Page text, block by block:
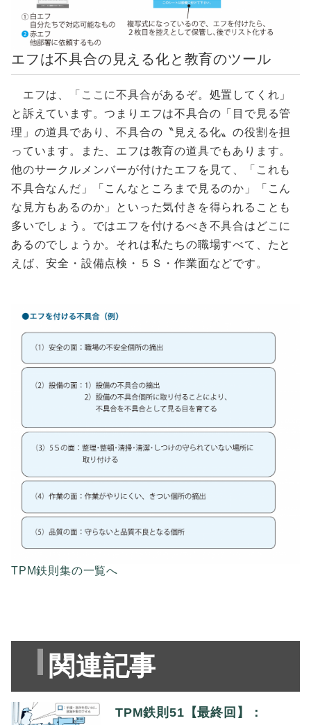
エフは不具合の見える化と教育のツール
エフは、「ここに不具合があるぞ。処置してくれ」
と訴えています。つまりエフは不具合の「目で見る管
理」の道具であり、不具合の〝見える化〟の役割を担
っています。また、エフは教育の道具でもあります。
他のサークルメンバーが付けたエフを見て、「これも
不具合なんだ」「こんなところまで見るのか」「こん
な見方もあるのか」といった気付きを得られることも
多いでしょう。ではエフを付けるべき不具合はどこに
あるのでしょうか。それは私たちの職場すべて、たと
えば、安全・設備点検・５Ｓ・作業面などです。
TPM鉄則集の一覧へ
関連記事
TPM鉄則51【最終回】：